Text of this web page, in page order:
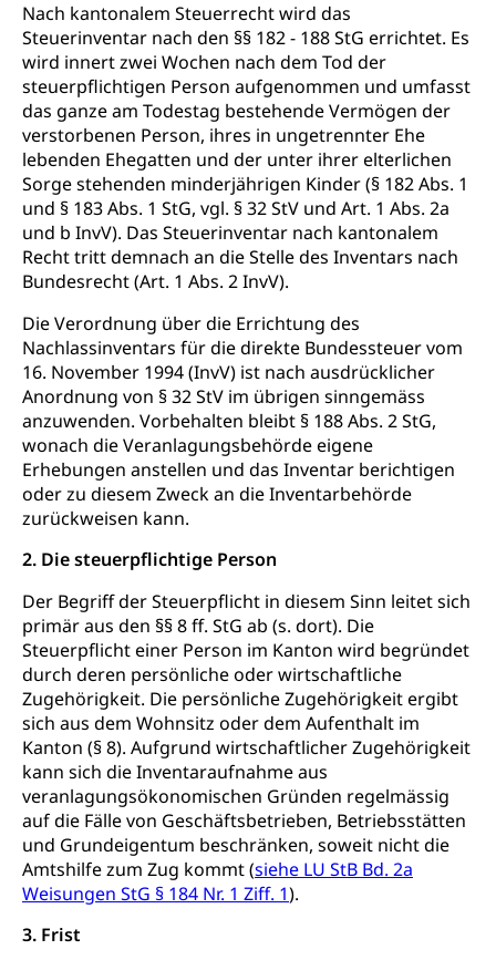
Nach kantonalem Steuerrecht wird das
Steuerinventar nach den §§ 182 - 188 StG errichtet. Es
wird innert zwei Wochen nach dem Tod der
steuerpflichtigen Person aufgenommen und umfasst
das ganze am Todestag bestehende Vermögen der
verstorbenen Person, ihres in ungetrennter Ehe
lebenden Ehegatten und der unter ihrer elterlichen
Sorge stehenden minderjährigen Kinder (§ 182 Abs. 1
und § 183 Abs. 1 StG, vgl. § 32 StV und Art. 1 Abs. 2a
und b InvV). Das Steuerinventar nach kantonalem
Recht tritt demnach an die Stelle des Inventars nach
Bundesrecht (Art. 1 Abs. 2 InvV).
Die Verordnung über die Errichtung des
Nachlassinventars für die direkte Bundessteuer vom
16. November 1994 (InvV) ist nach ausdrücklicher
Anordnung von § 32 StV im übrigen sinngemäss
anzuwenden. Vorbehalten bleibt § 188 Abs. 2 StG,
wonach die Veranlagungsbehörde eigene
Erhebungen anstellen und das Inventar berichtigen
oder zu diesem Zweck an die Inventarbehörde
zurückweisen kann.
2. Die steuerpflichtige Person
Der Begriff der Steuerpflicht in diesem Sinn leitet sich
primär aus den §§ 8 ff. StG ab (s. dort). Die
Steuerpflicht einer Person im Kanton wird begründet
durch deren persönliche oder wirtschaftliche
Zugehörigkeit. Die persönliche Zugehörigkeit ergibt
sich aus dem Wohnsitz oder dem Aufenthalt im
Kanton (§ 8). Aufgrund wirtschaftlicher Zugehörigkeit
kann sich die Inventaraufnahme aus
veranlagungsökonomischen Gründen regelmässig
auf die Fälle von Geschäftsbetrieben, Betriebsstätten
und Grundeigentum beschränken, soweit nicht die
Amtshilfe zum Zug kommt (siehe LU StB Bd. 2a
Weisungen StG § 184 Nr. 1 Ziff. 1).
3. Frist
regionale Erschöpfung, nationale Erschöpfung,
internationale Erschöpfung, Preisabsprache, Kartell,
Cassis-deDijon-Prinzip
Lebensmittelkontrolle und
Verbraucherschutz
Krankenversicherung
Unfallversicherung, Berufsunfallversicherung,
Krankheit, Unfall, Prämienverbilligung,
Krankenkasse
Krankenversicherung (WAS Luzern)
Prämienverbilligung (WAS Luzern)
Luzern)
Kranken- und Unfallversicherung
Lebensmittelsicherheit
sichere Lebensmittel, Lebensmittelkontrolle,
Lebensmittelhygiene, Produktesicherheit
Trinkwasser
Lebensmittel
Prävention
Gesundheitsvorsorge, Wellness, Unfallverhütung,
Suchtprävention, Alkoholprävention,
Tabakprävention, Primärprävention,
Sekundärprävention, Tertiärprävention
Darmkrebsvorsorge
Kantonales Tabakpräventionsprogramm
Gesundheitsförderung
Prävention (Polizei)
Suchtprävention
Gesundheitsversorgung
Soziale Sicherheit
Sozialversicherungen, Sozialpolitik,
Arbeitslosenversicherung,
Mutterschaftsversicherung, Krankenversicherung,
Unfallversicherung, Invalidenversicherung,
Sozialhilfe
Kranken- und Unfallversicherung
(gruezi.lu.ch)
Krankenversicherung (WAS Luzern)
Existenzsicherung - Sozialhilfe
Soziales und Gesellschaft (Dienststelle)
Opferhilfe
Arbeitslosenversicherung (WAS Luzern)
Invalidenversicherung (WAS Luzern)
Sucht und Drogen
Drogenabhängigkeit, Drogensucht,
Medikamentenabhängigkeit,
Arzneimittelabhängigkeit, Suchtkrankheit,
Drogenabhängige, Drogensüchtige,
Betäubungsmittel, Suchtmittel, Psychopharmaka
Fachstelle Sucht Region Luzern
Drogen (Polizei)
Sucht
Gesundheitsversorgung
Gesundheitsversorgung, Spital, Pflegeinitiative,
Ambulant vor stationär, AVOS, Patientendossier
AHV / IV